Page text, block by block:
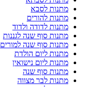
מתנות לסבא
מתנות להורים
מתנות לדודה ולדוד
מתנות סוף שנה לגננות
מתנות סוף שנה למורים
מתנות ליום הולדת
מתנות ליום נישואין
מתנות סוף שנה
מתנות לבר מצווה